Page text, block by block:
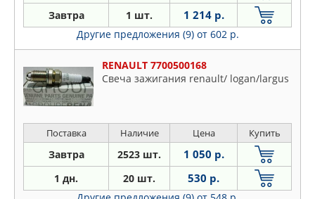
Завтра 1 шт. 1 214 р.
Другие предложения (9) от 602 р.
RENAULT 7700500168
Свеча зажигания renault/ logan/largus
Поставка Наличие Цена Купить
Завтра 2523 шт. 1 050 р.
1 дн. 20 шт. 530 р.